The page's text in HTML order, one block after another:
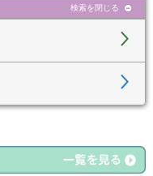
検索を閉じる